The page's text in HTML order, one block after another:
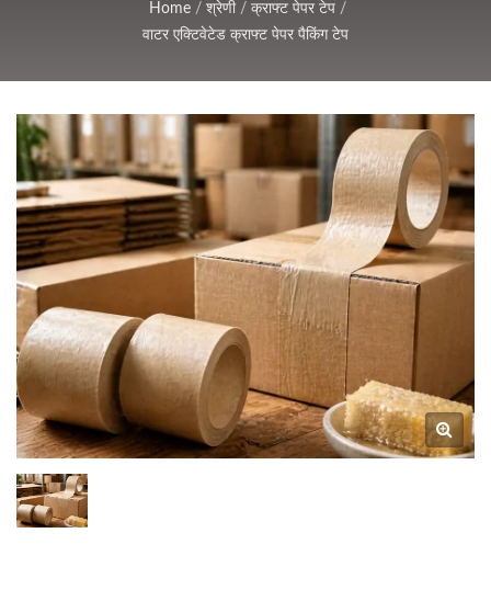
Home / श्रेणी / क्राफ्ट पेपर टेप /
वाटर एक्टिवेटेड क्राफ्ट पेपर पैकिंग टेप